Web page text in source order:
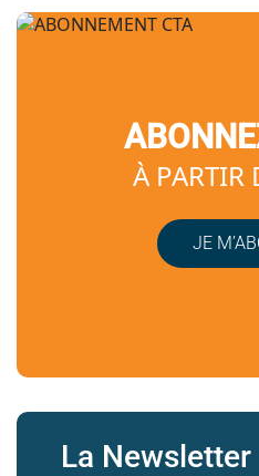
À PARTIR
JE
La Newsletter